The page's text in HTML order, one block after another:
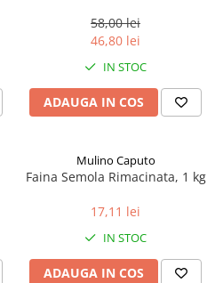
58,00 lei
46,80 lei
IN STOC
ADAUGA IN COS
Mulino Caputo
Faina Semola Rimacinata, 1 kg
17,11 lei
IN STOC
ADAUGA IN COS